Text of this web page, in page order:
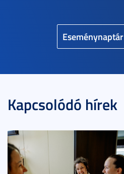
Eseménynaptár
Kapcsolódó hírek